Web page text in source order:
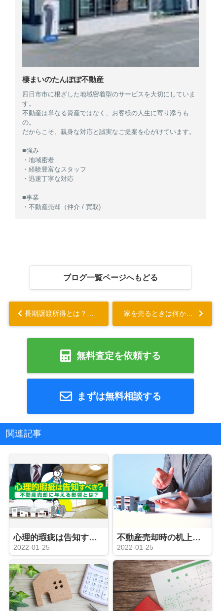
棲まいのたんぽぽ不動産
四日市市に根ざした地域密着型のサービスを大切にしていま
す。
不動産は単なる資産ではなく、お客様の人生に寄り添うも
の。
だからこそ、親身な対応と誠実なご提案を心がけています。
■強み
・地域密着
・経験豊富なスタッフ
・迅速丁寧な対応
■事業
・不動産売却（仲介 / 買取)
ブログ一覧ページへもどる
無料査定を依頼する
まずは無料相談する
関連記事
心理的瑕疵は告知すべき？不動産売却に与える影響とは？
2022-01-25
不動産売却時の机上査定と訪問査定って何が違う？査定のメリットも解説
2022-01-25